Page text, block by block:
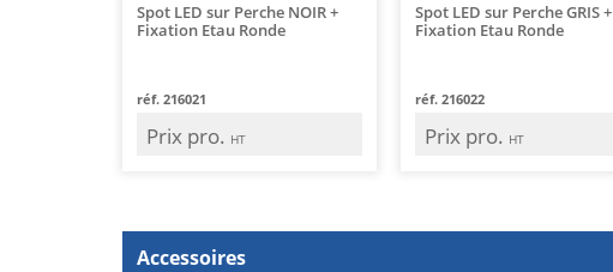
Spot LED sur Perche NOIR +
Fixation Etau Ronde
réf. 216021
Prix pro. HT
Spot LED sur Perche GRIS +
Fixation Etau Ronde
réf. 216022
Prix pro. HT
Accessoires